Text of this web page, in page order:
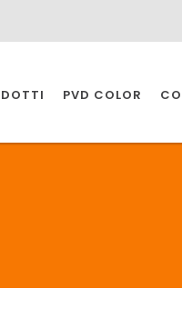
PER
PVD COLOR